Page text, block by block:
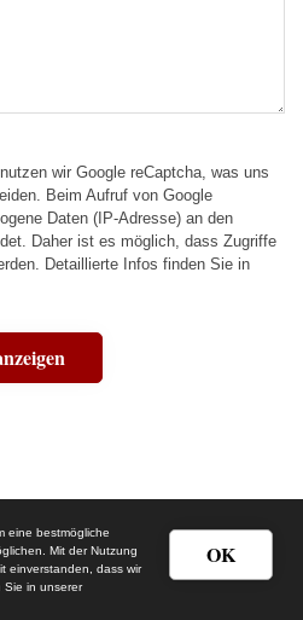
wir Google reCaptcha, was uns
Beim Aufruf von Google
Daten (IP-Adresse) an den
Daher ist es möglich, dass Zugriffe
Detaillierte Infos finden Sie in
OK
eine bestmögliche
Mit der Nutzung
einverstanden, dass wir
Sie in unserer